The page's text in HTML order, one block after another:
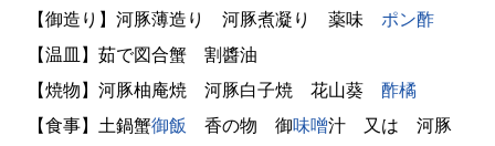
【御造り】河豚薄造り 河豚煮凝り 薬味 ポン酢
【温皿】茹で図合蟹 割醬油
【焼物】河豚柚庵焼 河豚白子焼 花山葵 酢橘
【食事】土鍋蟹御飯 香の物 御味噌汁 又は 河豚